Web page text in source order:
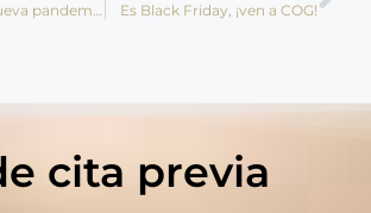
Miopía, ¿una nueva pandemia? Es Black Friday, ¡ven a COG!
cita previa